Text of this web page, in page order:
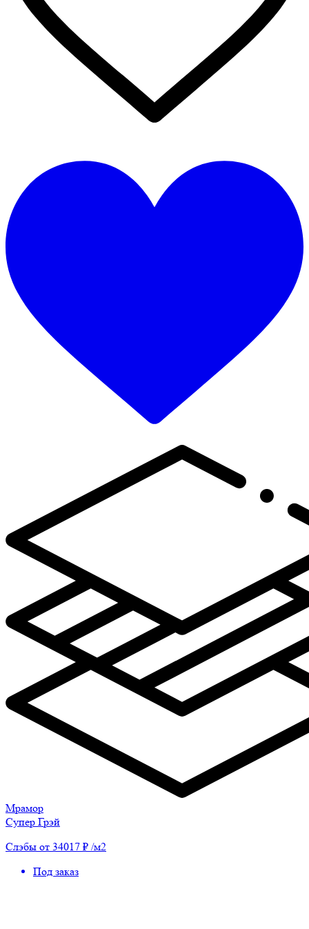
Мрамор
Супер Грэй
Слэбы от 34017 ₽ /м2
Под заказ